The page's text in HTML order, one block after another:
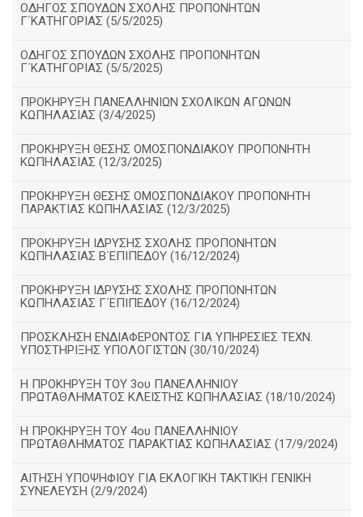
ΟΔΗΓΟΣ ΣΠΟΥΔΩΝ ΣΧΟΛΗΣ ΠΡΟΠΟΝΗΤΩΝ
Γ΄ΚΑΤΗΓΟΡΙΑΣ (5/5/2025)
ΟΔΗΓΟΣ ΣΠΟΥΔΩΝ ΣΧΟΛΗΣ ΠΡΟΠΟΝΗΤΩΝ
Γ΄ΚΑΤΗΓΟΡΙΑΣ (5/5/2025)
ΠΡΟΚΗΡΥΞΗ ΠΑΝΕΛΛΗΝΙΩΝ ΣΧΟΛΙΚΩΝ ΑΓΩΝΩΝ
ΚΩΠΗΛΑΣΙΑΣ (3/4/2025)
ΠΡΟΚΗΡΥΞΗ ΘΕΣΗΣ ΟΜΟΣΠΟΝΔΙΑΚΟΥ ΠΡΟΠΟΝΗΤΗ
ΚΩΠΗΛΑΣΙΑΣ (12/3/2025)
ΠΡΟΚΗΡΥΞΗ ΘΕΣΗΣ ΟΜΟΣΠΟΝΔΙΑΚΟΥ ΠΡΟΠΟΝΗΤΗ
ΠΑΡΑΚΤΙΑΣ ΚΩΠΗΛΑΣΙΑΣ (12/3/2025)
ΠΡΟΚΗΡΥΞΗ ΙΔΡΥΣΗΣ ΣΧΟΛΗΣ ΠΡΟΠΟΝΗΤΩΝ
ΚΩΠΗΛΑΣΙΑΣ Β΄ΕΠΙΠΕΔΟΥ (16/12/2024)
ΠΡΟΚΗΡΥΞΗ ΙΔΡΥΣΗΣ ΣΧΟΛΗΣ ΠΡΟΠΟΝΗΤΩΝ
ΚΩΠΗΛΑΣΙΑΣ Γ΄ΕΠΙΠΕΔΟΥ (16/12/2024)
ΠΡΟΣΚΛΗΣΗ ΕΝΔΙΑΦΕΡΟΝΤΟΣ ΓΙΑ ΥΠΗΡΕΣΙΕΣ ΤΕΧΝ.
ΥΠΟΣΤΗΡΙΞΗΣ ΥΠΟΛΟΓΙΣΤΩΝ (30/10/2024)
Η ΠΡΟΚΗΡΥΞΗ ΤΟΥ 3ου ΠΑΝΕΛΛΗΝΙΟΥ
ΠΡΩΤΑΘΛΗΜΑΤΟΣ ΚΛΕΙΣΤΗΣ ΚΩΠΗΛΑΣΙΑΣ (18/10/2024)
Η ΠΡΟΚΗΡΥΞΗ ΤΟΥ 4ου ΠΑΝΕΛΛΗΝΙΟΥ
ΠΡΩΤΑΘΛΗΜΑΤΟΣ ΠΑΡΑΚΤΙΑΣ ΚΩΠΗΛΑΣΙΑΣ (17/9/2024)
ΑΙΤΗΣΗ ΥΠΟΨΗΦΙΟΥ ΓΙΑ ΕΚΛΟΓΙΚΗ ΤΑΚΤΙΚΗ ΓΕΝΙΚΗ
ΣΥΝΕΛΕΥΣΗ (2/9/2024)